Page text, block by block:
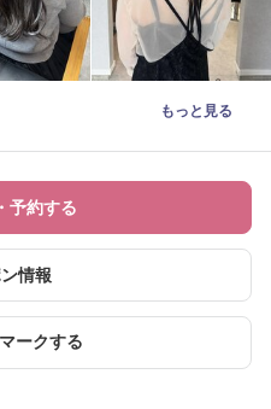
もっと見る
予約する
情報
ークする